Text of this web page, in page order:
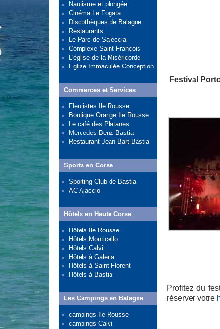
Festival
Profitez du
réserver votre
Nautisme et plongée
Cinéma Le Fogata
Discothèques de Balagne
Restaurants
Le Parc de Saleccia
Complexe Saint François
L'église de la Miséricorde
Eglise Immaculée Conception
Commerces et Services
Fleuristes Ile Rousse
Boutique Orange Ile Rousse
Le café des Platanes
Mercedes Benz Bastia
Restaurant Jean Bart Bastia
Sports en Corse
Sporting Club de Bastia
AC Ajaccio
Hôtels en Haute Corse
Hôtels Ile Rousse
Hôtels Monticello
Hôtels Calvi
Hôtels à Galeria
Hôtels à Saint Florent
Hôtels à Bastia
Les Campings en Balagne
campings Ile Rousse
campings Calvi